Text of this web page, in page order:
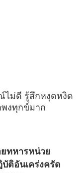
ไม่ดี รู้สึกหงุดหงิด
พงทุกข์มาก
ยทหารหน่วย
ติอันเคร่งครัด